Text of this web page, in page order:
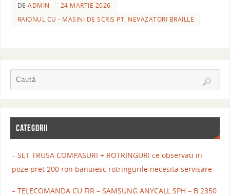
DEADMIN
24 MARTIE 2026
RAIONUL CU - MASINI DE SCRIS PT. NEVAZATORI BRAILLE
CATEGORII
– SET TRUSA COMPASURI + ROTRINGURI ce observati in
poze pret 200 ron banuiesc rotringurile necesita servisare
– TELECOMANDA CU FIR – SAMSUNG ANYCALL SPH – B 2350